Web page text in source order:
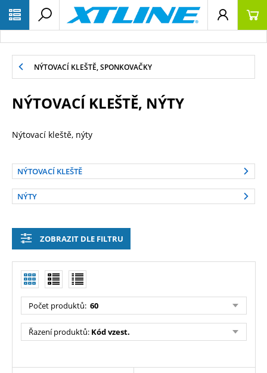
NÝTOVACÍ KLEŠTĚ, SPONKOVAČKY
NÝTOVACÍ KLEŠTĚ, NÝTY
Nýtovací kleště, nýty
NÝTOVACÍ KLEŠTĚ
NÝTY
ZOBRAZIT DLE FILTRU
Počet produktů: 60
Řazení produktů: Kód vzest.